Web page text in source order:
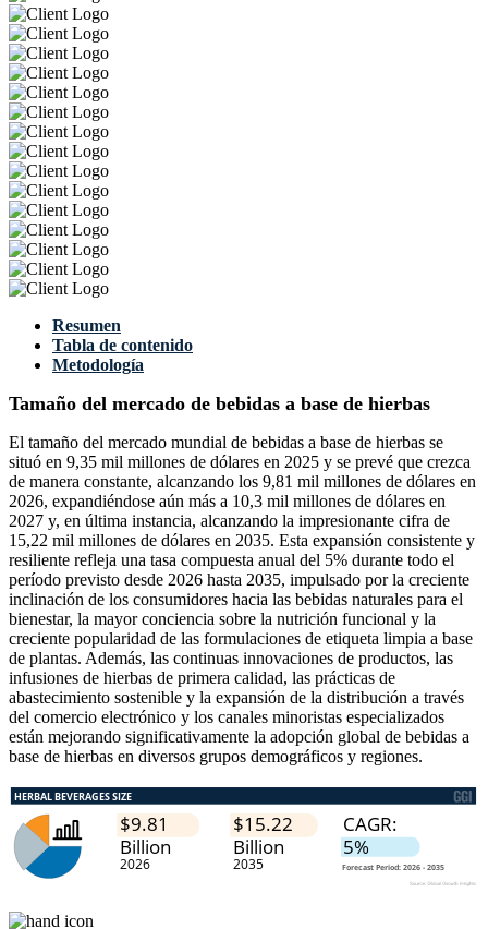
Resumen
Tabla de contenido
Metodología
Tamaño del mercado de bebidas a base de hierbas
El tamaño del mercado mundial de bebidas a base de hierbas se
situó en 9,35 mil millones de dólares en 2025 y se prevé que crezca
de manera constante, alcanzando los 9,81 mil millones de dólares en
2026, expandiéndose aún más a 10,3 mil millones de dólares en
2027 y, en última instancia, alcanzando la impresionante cifra de
15,22 mil millones de dólares en 2035. Esta expansión consistente y
resiliente refleja una tasa compuesta anual del 5% durante todo el
período previsto desde 2026 hasta 2035, impulsado por la creciente
inclinación de los consumidores hacia las bebidas naturales para el
bienestar, la mayor conciencia sobre la nutrición funcional y la
creciente popularidad de las formulaciones de etiqueta limpia a base
de plantas. Además, las continuas innovaciones de productos, las
infusiones de hierbas de primera calidad, las prácticas de
abastecimiento sostenible y la expansión de la distribución a través
del comercio electrónico y los canales minoristas especializados
están mejorando significativamente la adopción global de bebidas a
base de hierbas en diversos grupos demográficos y regiones.